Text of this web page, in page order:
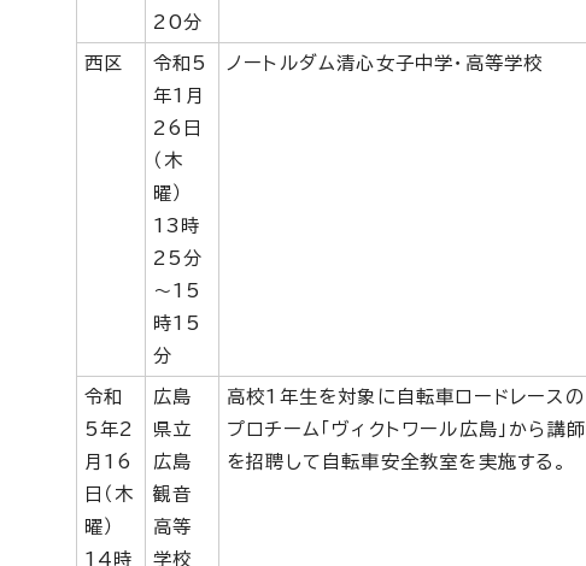
20分
西区
令和5
年1月
26日
（木
曜）
13時
25分
～15
時15
分
ノートルダム清心女子中学・高等学校
令和
5年2
月16
日（木
曜）
14時
広島
県立
広島
観音
高等
学校
高校1年生を対象に自転車ロードレースの
プロチーム「ヴィクトワール広島」から講師
を招聘して自転車安全教室を実施する。